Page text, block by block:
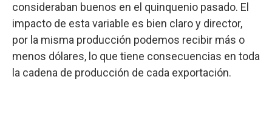
consideraban buenos en el quinquenio pasado. El
impacto de esta variable es bien claro y director,
por la misma producción podemos recibir más o
menos dólares, lo que tiene consecuencias en toda
la cadena de producción de cada exportación.